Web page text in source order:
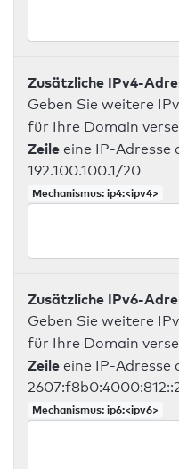
Zusätzliche IPv4-
Geben Sie weitere
für Ihre Domain
Zeile eine IP-Adresse
192.100.100.1/20
Mechanismus: ip4:<ipv4>
Zusätzliche IPv6-
Geben Sie weitere
für Ihre Domain
Zeile eine IP-Adresse
Mechanismus: ip6:<ipv6>